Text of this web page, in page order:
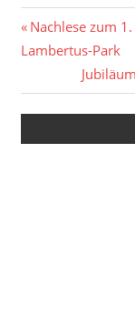
Vorheriger
Beitrag:
Nachlese zum
Lambertus-Park
Nächster
Beitrag: